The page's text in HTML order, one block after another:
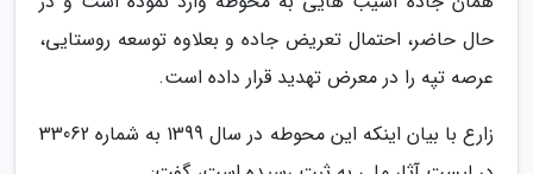
حال حاضر، احتمال تعریض جاده و بعلاوه توسعه روستایی،
عرصه تپه را در معرض تهدید قرار داده است.
زارع با بیان اینکه این محوطه در سال 1399 به شماره 33062